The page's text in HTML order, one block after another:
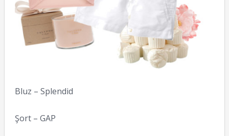
Bluz – Splendid
Şort – GAP